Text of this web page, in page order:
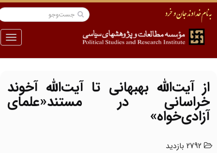
منو
از آیت‌الله بهبهانی تا آیت‌الله آخوند
خراسانی در مستند«علمای
آزادی‌خواه»
2792 بازدید